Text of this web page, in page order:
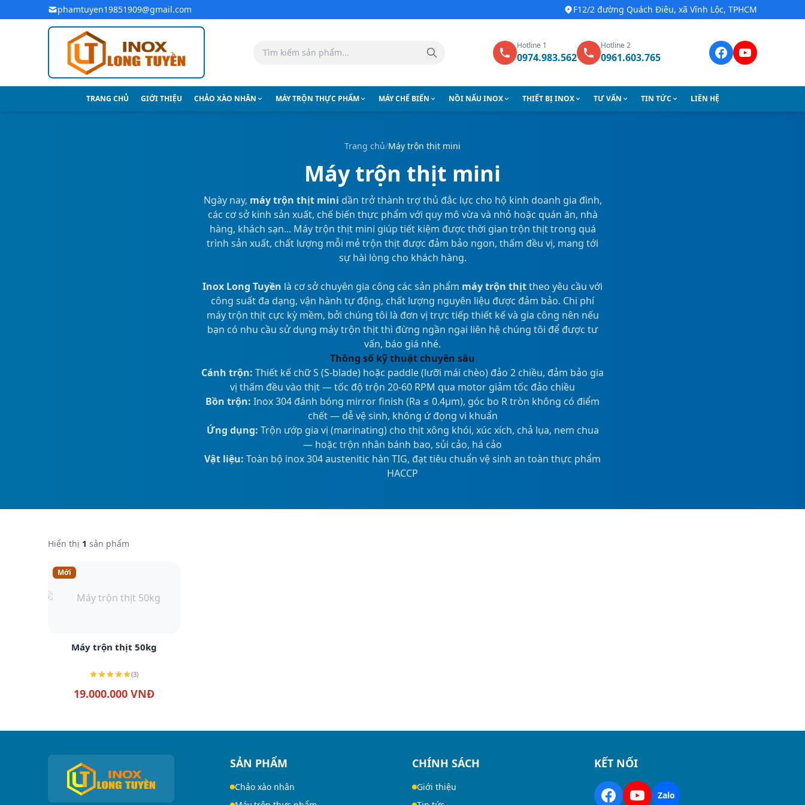
Bỏ qua đến nội dung chính
phamtuyen19851909@gmail.com F12/2 đường Quách Điêu, xã Vĩnh Lộc, TPHCM
Hotline 1
0974.983.562
Hotline 2
0961.603.765
TRANG CHỦ GIỚI THIỆU CHẢO XÀO NHÂN MÁY TRỘN THỰC PHẨM MÁY CHẾ BIẾN NỒI NẤU INOX THIẾT BỊ INOX TƯ VẤN TIN TỨC LIÊN HỆ
Trang chủ/Máy trộn thịt mini
Máy trộn thịt mini
Ngày nay, máy trộn thịt mini dần trở thành trợ thủ đắc lực cho hộ kinh doanh gia đình,
các cơ sở kinh sản xuất, chế biến thực phẩm với quy mô vừa và nhỏ hoặc quán ăn, nhà
hàng, khách sạn... Máy trộn thịt mini giúp tiết kiệm được thời gian trộn thịt trong quá
trình sản xuất, chất lượng mỗi mẻ trộn thịt được đảm bảo ngon, thấm đều vị, mang tới
sự hài lòng cho khách hàng.
Inox Long Tuyền là cơ sở chuyên gia công các sản phẩm máy trộn thịttheo yêu cầu với
công suất đa dạng, vận hành tự động, chất lượng nguyên liệu được đảm bảo. Chi phí
máy trộn thịt cực kỳ mềm, bởi chúng tôi là đơn vị trực tiếp thiết kế và gia công nên nếu
bạn có nhu cầu sử dụng máy trộn thịt thì đừng ngần ngại liên hệ chúng tôi để được tư
vấn, báo giá nhé.
Thông số kỹ thuật chuyên sâu
Cánh trộn: Thiết kế chữ S (S-blade) hoặc paddle (lưỡi mái chèo) đảo 2 chiều, đảm bảo gia
vị thấm đều vào thịt — tốc độ trộn 20-60 RPM qua motor giảm tốc đảo chiều
Bồn trộn: Inox 304 đánh bóng mirror finish (Ra ≤ 0.4μm), góc bo R tròn không có điểm
chết — dễ vệ sinh, không ứ đọng vi khuẩn
Ứng dụng: Trộn ướp gia vị (marinating) cho thịt xông khói, xúc xích, chả lụa, nem chua
— hoặc trộn nhân bánh bao, sủi cảo, há cảo
Vật liệu: Toàn bộ inox 304 austenitic hàn TIG, đạt tiêu chuẩn vệ sinh an toàn thực phẩm
HACCP
Hiển thị 1 sản phẩm
Mới
Xem chi tiết
Máy trộn thịt 50kg
(3)
19.000.000 VNĐ
SẢN PHẨM
Chảo xào nhân
CHÍNH SÁCH
Giới thiệu
KẾT NỐI
Zalo